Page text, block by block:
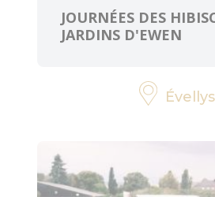
JOURNÉES DES
JARDINS D'EWEN
Évellys